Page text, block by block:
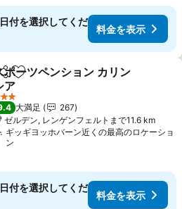
付を選択してくだ
料金を表示
ェアお気に入りに追加
ポーツペンション カリン
ア
テルのランク
大満足
267
ゼルデン, レンゲンフェルトまで11.6 km
ギッギヨッホバーン近くの最高のロケーショ
ン
付を選択してくだ
料金を表示